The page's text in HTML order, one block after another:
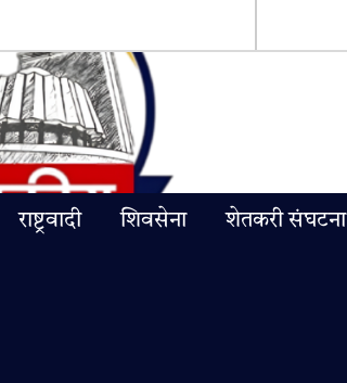
राष्ट्रवादी शिवसेना शेतकरी संघटना